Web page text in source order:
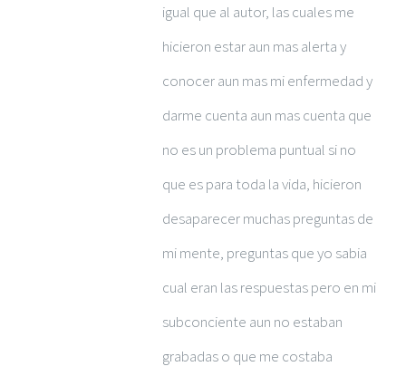
igual que al autor, las cuales me
hicieron estar aun mas alerta y
conocer aun mas mi enfermedad y
darme cuenta aun mas cuenta que
no es un problema puntual si no
que es para toda la vida, hicieron
desaparecer muchas preguntas de
mi mente, preguntas que yo sabia
cual eran las respuestas pero en mi
subconciente aun no estaban
grabadas o que me costaba